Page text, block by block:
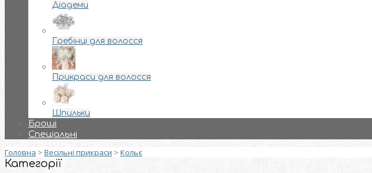
Діадеми
Гребінці для волосся
Прикраси для волосся
Шпильки
Броші
Спеціальні
Головна > Весільні прикраси > Кольє
Категорії